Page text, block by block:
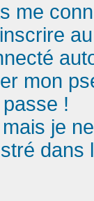
me
mon
!
je